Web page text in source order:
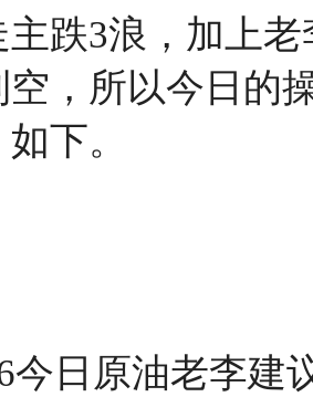
主跌3浪，加上
，所以今日的
下。
今日原油老李建